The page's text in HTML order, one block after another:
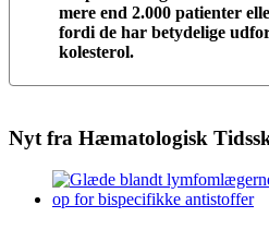
mere end 2.000 patienter
fordi de har betydelige
kolesterol.
Nyt fra Hæmatologisk